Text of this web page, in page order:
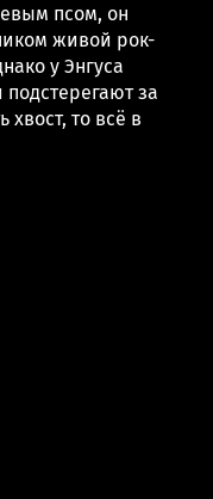
псом, он
живой рок-
у Энгуса
за
то всё в